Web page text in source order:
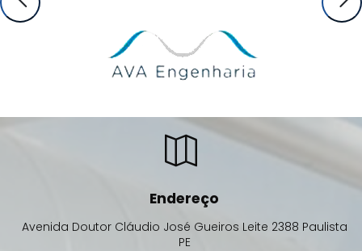
Endereço
Avenida Doutor Cláudio José Gueiros Leite 2388 Paulista
PE